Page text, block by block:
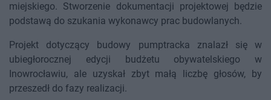
miejskiego. Stworzenie dokumentacji projektowej będzie
podstawą do szukania wykonawcy prac budowlanych.
Projekt dotyczący budowy pumptracka znalazł się w
ubiegłorocznej edycji budżetu obywatelskiego w
Inowrocławiu, ale uzyskał zbyt małą liczbę głosów, by
przeszedł do fazy realizacji.